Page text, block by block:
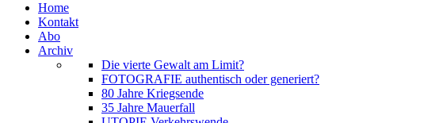
Home
Kontakt
Abo
Archiv
Die vierte Gewalt am Limit?
FOTOGRAFIE authentisch oder generiert?
80 Jahre Kriegsende
35 Jahre Mauerfall